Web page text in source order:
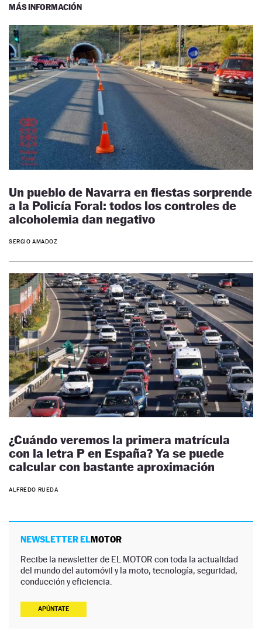
MÁS INFORMACIÓN
Un pueblo de Navarra en fiestas sorprende
a la Policía Foral: todos los controles de
alcoholemia dan negativo
SERGIO AMADOZ
¿Cuándo veremos la primera matrícula
con la letra P en España? Ya se puede
calcular con bastante aproximación
ALFREDO RUEDA
NEWSLETTER ELMOTOR
Recibe la newsletter de EL MOTOR con toda la actualidad
del mundo del automóvil y la moto, tecnología, seguridad,
conducción y eficiencia.
APÚNTATE